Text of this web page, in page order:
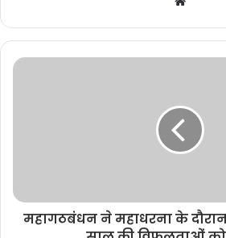
b
s
e
महागठबंधन ने महाधरना के